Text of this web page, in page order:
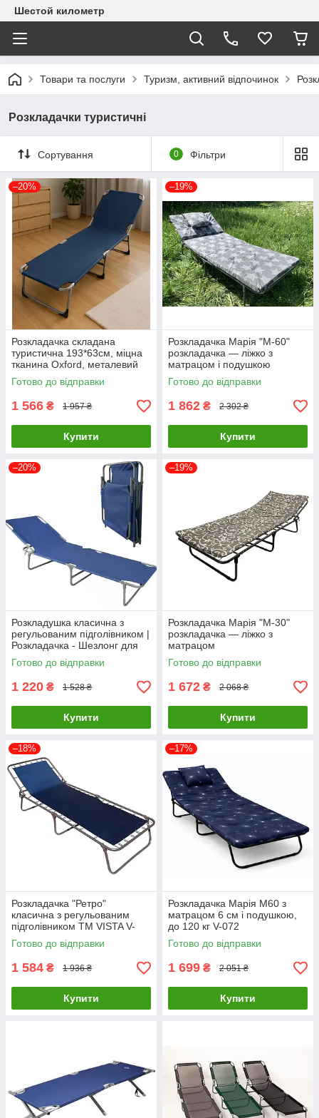
Шестой километр
Товари та послуги Туризм, активний відпочинок
Розкладачки туристичні
Сортування 0 Фільтри
–20%
Розкладачка складана
туристична 193*63см, міцна
тканина Oxford, металевий
каркас
Готово до відправки
1 566 ₴ 1 957 ₴
Купити
–19%
Розкладачка Марія "М-60"
розкладачка — ліжко з
матрацом і подушкою
Готово до відправки
1 862 ₴ 2 302 ₴
Купити
–20%
Розкладушка класична з
регульованим підголівником |
Розкладачка - Шезлонг для
будинку і туризму
Готово до відправки
1 220 ₴ 1 528 ₴
Купити
–19%
Розкладачка Марія "М-30"
розкладачка — ліжко з
матрацом
Готово до відправки
1 672 ₴ 2 068 ₴
Купити
–18%
Розкладачка "Ретро"
класична з регульованим
підголівником ТМ VISTA V-
089 Розкладачка — Шезлонг
для дому
Готово до відправки
1 584 ₴ 1 936 ₴
Купити
–17%
Розкладачка Марія М60 з
матрацом 6 см і подушкою,
до 120 кг V-072
Готово до відправки
1 699 ₴ 2 051 ₴
Купити